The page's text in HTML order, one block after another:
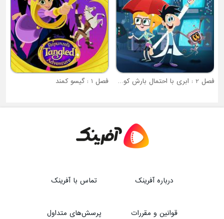
فصل 2 : ابری با احتمال بارش کوفته قلقلی فصل 1 : گیسو کمند
درباره آفرینک تماس با آفرینک
قوانین و مقررات پرسش‌های متداول